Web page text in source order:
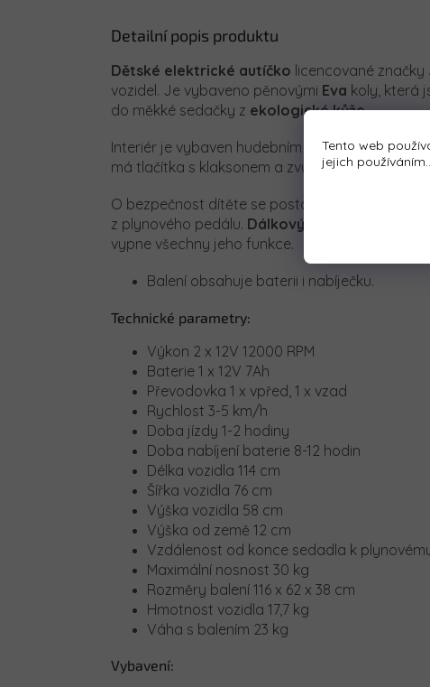
Tento web
jejich
Detailní popis produktu
Dětské elektrické autíčko licencované značky
vozidel. Je vybaveno pěnovými Eva koly, která
do měkké sedačky z ekologické kůže.
Interiér je vybaven hudebním panelem se
má tlačítka s klaksonem a zvukovými efekty.
O bezpečnost dítěte se postará funkce
z plynového pedálu. Dálkový ovladač
vypne všechny jeho funkce.
Balení obsahuje baterii i nabíječku.
Technické parametry:
Výkon 2 x 12V 12000 RPM
Baterie 1 x 12V 7Ah
Převodovka 1 x vpřed, 1 x vzad
Rychlost 3-5 km/h
Doba jízdy 1-2 hodiny
Doba nabíjení baterie 8-12 hodin
Délka vozidla 114 cm
Šířka vozidla 76 cm
Výška vozidla 58 cm
Výška od země 12 cm
Vzdálenost od konce sedadla k
Maximální nosnost 30 kg
Rozměry balení 116 x 62 x 38 cm
Hmotnost vozidla 17,7 kg
Váha s balením 23 kg
Vybavení: